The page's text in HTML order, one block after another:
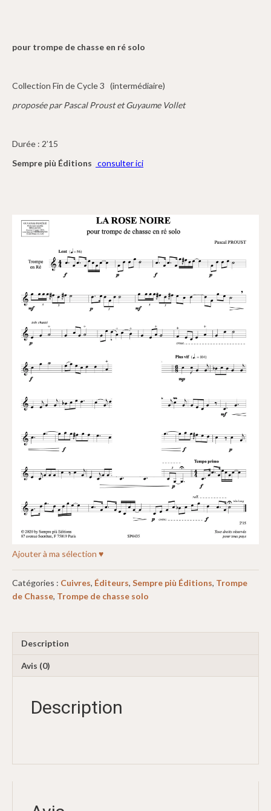
pour trompe de chasse en ré solo
Collection Fin de Cycle 3 (intermédiaire)
proposée par Pascal Proust et Guyaume Vollet
Durée : 2’15
Sempre più Éditions consulter ici
Ajouter à ma sélection ♥
Catégories : Cuivres, Éditeurs, Sempre più Éditions, Trompe
de Chasse, Trompe de chasse solo
Description
Avis (0)
Description